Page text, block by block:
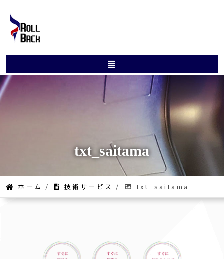
txt_saitama
ホーム / 技術サービス / txt_saitama